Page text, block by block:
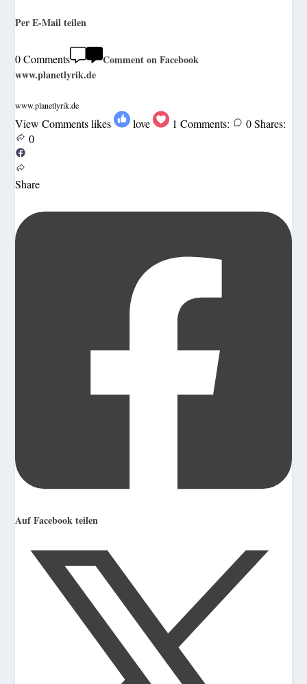
Per E-Mail teilen
0 Comments
Comment on Facebook
www.planetlyrik.de
www.planetlyrik.de
View Comments likes love 1 Comments: 0 Shares:
0
Share
Auf Facebook teilen